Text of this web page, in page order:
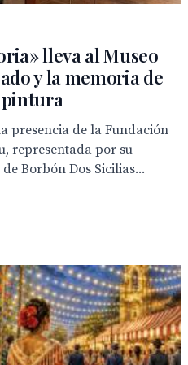
lleva al Museo
y la memoria de
pintura
presencia de la Fundación
representada por su
Borbón Dos Sicilias...